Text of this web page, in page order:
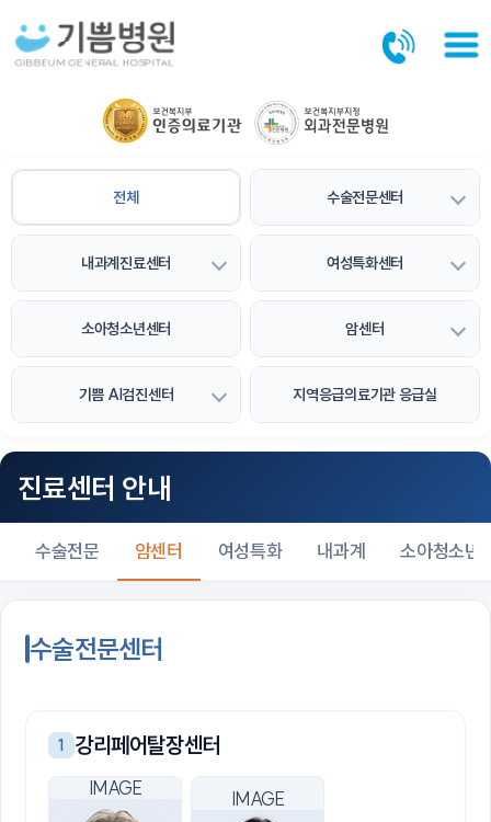
전체 수술전문센터
내과계진료센터 여성특화센터
소아청소년센터 암센터
기쁨 AI검진센터 지역응급의료기관 응급실
진료센터 안내
수술전문 암센터 여성특화 내과계 소아청소년
수술전문센터
1 강리페어탈장센터